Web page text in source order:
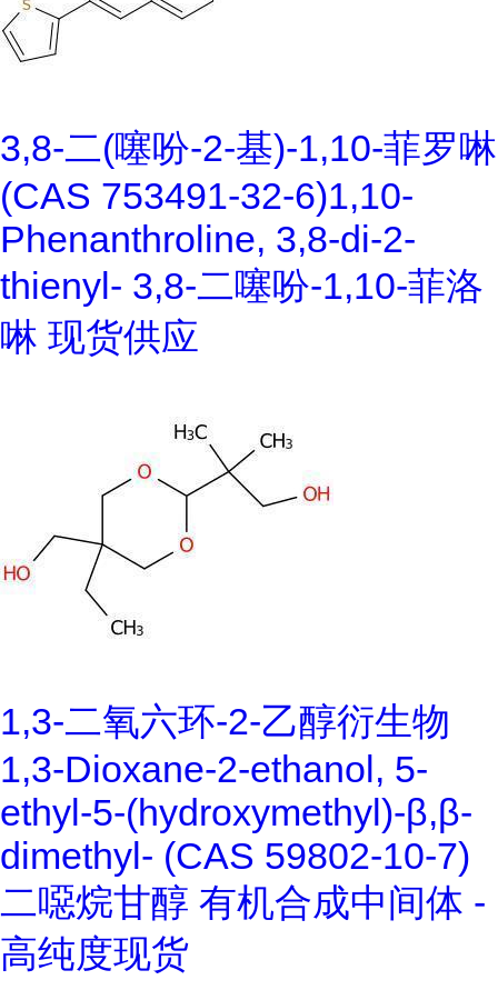
3,8-二(噻吩-2-基)-1,10-菲罗啉
(CAS 753491-32-6)1,10-
Phenanthroline, 3,8-di-2-
thienyl- 3,8-二噻吩-1,10-菲洛
啉 现货供应
1,3-二氧六环-2-乙醇衍生物
1,3-Dioxane-2-ethanol, 5-
ethyl-5-(hydroxymethyl)-β,β-
dimethyl- (CAS 59802-10-7)
二噁烷甘醇 有机合成中间体 -
高纯度现货